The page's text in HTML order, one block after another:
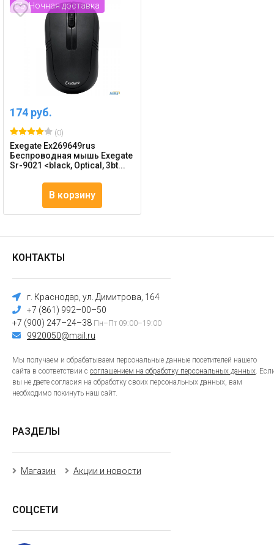
Ночная доставка
174 руб.
(0)
Exegate Ex269649rus
Беспроводная мышь Exegate
Sr-9021 <black, Optical, 3bt...
В корзину
КОНТАКТЫ
г. Краснодар, ул. Димитрова, 164
+7 (861) 992–00–50
+7 (900) 247–24–38 Пн–Пт 09:00–19:00
9920050@mail.ru
Мы получаем и обрабатываем персональные данные посетителей нашего
сайта в соответствии с соглашением на обработку персональных данных.
вы не даете согласия на обработку своих персональных данных, вам
необходимо покинуть наш сайт.
РАЗДЕЛЫ
Магазин Акции и новости
СОЦСЕТИ